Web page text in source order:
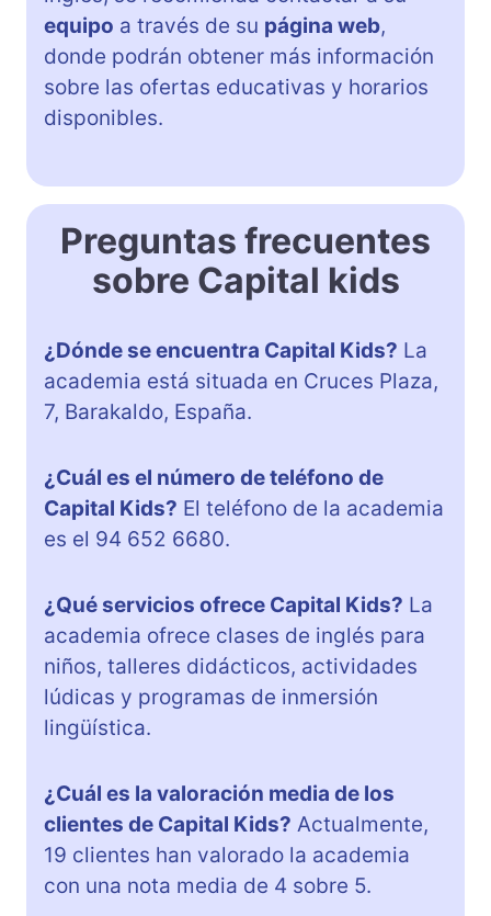
equipo a través de su página web,
donde podrán obtener más información
sobre las ofertas educativas y horarios
disponibles.
Preguntas frecuentes
sobre Capital kids
¿Dónde se encuentra Capital Kids? La
academia está situada en Cruces Plaza,
7, Barakaldo, España.
¿Cuál es el número de teléfono de
Capital Kids? El teléfono de la academia
es el 94 652 6680.
¿Qué servicios ofrece Capital Kids? La
academia ofrece clases de inglés para
niños, talleres didácticos, actividades
lúdicas y programas de inmersión
lingüística.
¿Cuál es la valoración media de los
clientes de Capital Kids? Actualmente,
19 clientes han valorado la academia
con una nota media de 4 sobre 5.